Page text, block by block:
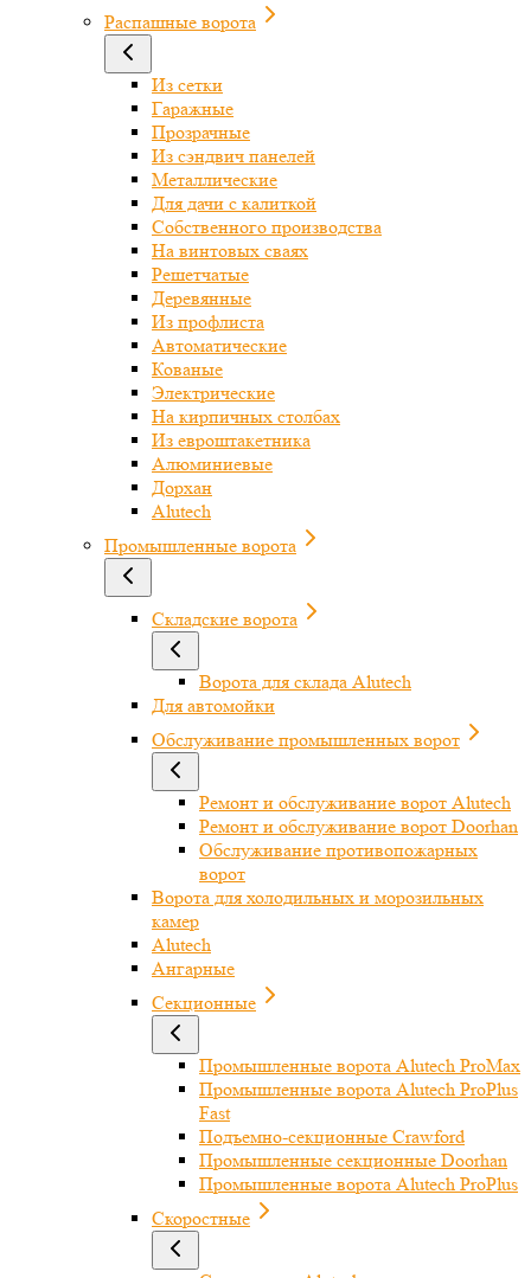
Распашные ворота
Из сетки
Гаражные
Прозрачные
Из сэндвич панелей
Металлические
Для дачи с калиткой
Собственного производства
На винтовых сваях
Решетчатые
Деревянные
Из профлиста
Автоматические
Кованые
Электрические
На кирпичных столбах
Из евроштакетника
Алюминиевые
Дорхан
Alutech
Промышленные ворота
Складские ворота
Ворота для склада Alutech
Для автомойки
Обслуживание промышленных ворот
Ремонт и обслуживание ворот Alutech
Ремонт и обслуживание ворот Doorhan
Обслуживание противопожарных
ворот
Ворота для холодильных и морозильных
камер
Alutech
Ангарные
Секционные
Промышленные ворота Alutech ProMax
Промышленные ворота Alutech ProPlus
Fast
Подъемно-секционные Crawford
Промышленные секционные Doorhan
Промышленные ворота Alutech ProPlus
Скоростные